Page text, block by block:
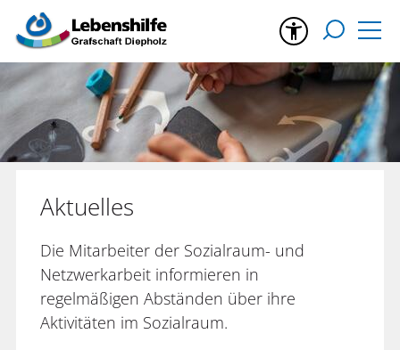
Aktuelles
Die Mitarbeiter der Sozialraum- und
Netzwerkarbeit informieren in
regelmäßigen Abständen über ihre
Aktivitäten im Sozialraum.